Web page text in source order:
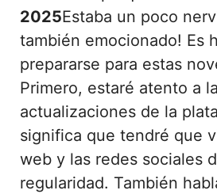
2025Estaba un poco
también emocionado! Es
prepararse para estas
Primero, estaré atento a
actualizaciones de la
significa que tendré que
web y las redes sociales
regularidad. También